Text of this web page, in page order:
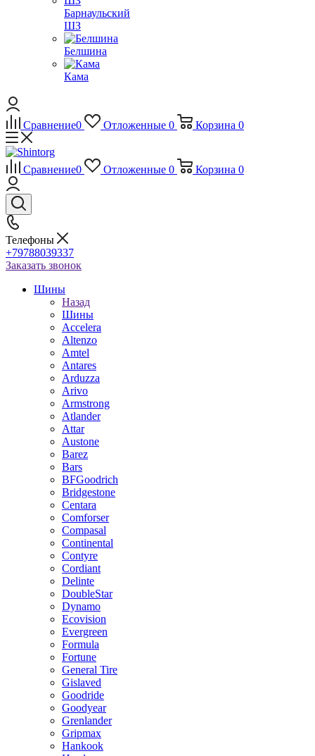
Барнаульский
ШЗ
Белшина
Кама
Сравнение0 Отложенные 0 Корзина 0
Сравнение0 Отложенные 0 Корзина 0
Телефоны
+79788039337
Заказать звонок
Шины
Назад
Шины
Accelera
Altenzo
Amtel
Antares
Arduzza
Arivo
Armstrong
Atlander
Attar
Austone
Barez
Bars
BFGoodrich
Bridgestone
Centara
Comforser
Compasal
Continental
Contyre
Cordiant
Delinte
DoubleStar
Dynamo
Ecovision
Evergreen
Formula
Fortune
General Tire
Gislaved
Goodride
Goodyear
Grenlander
Gripmax
Hankook